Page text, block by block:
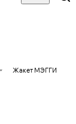
Жакет МЭГГИ